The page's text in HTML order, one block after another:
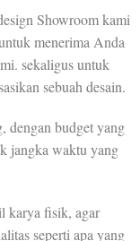
Showroom kami
menerima Anda
sekaligus untuk
sebuah desain.
dengan budget yang
jangka waktu yang
karya fisik, agar
seperti apa yang